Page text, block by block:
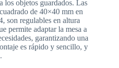
los objetos guardados. Las
de 40×40 mm en
son regulables en altura
permite adaptar la mesa a
garantizando una
es rápido y sencillo, y